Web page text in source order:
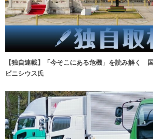
【独自連載】「今そこにある危機」を読み解く
ビニシウス氏